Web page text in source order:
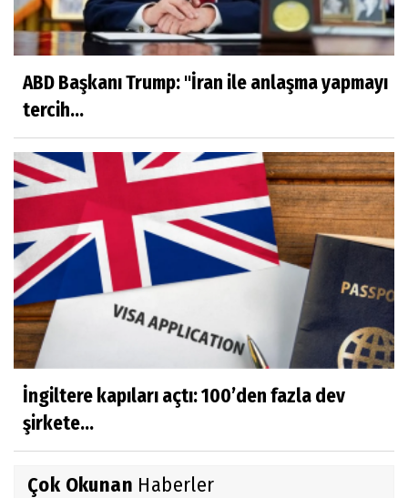
ABD Başkanı Trump: "İran ile anlaşma yapmayı
tercih...
İngiltere kapıları açtı: 100’den fazla dev
şirkete...
Çok Okunan Haberler